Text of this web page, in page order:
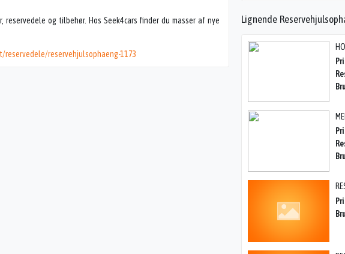
Lignende
og tilbehør. Hos Seek4cars finder du masser af nye
reservedele/reservehjulsophaeng-1173